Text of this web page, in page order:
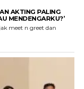
AKTING PALING
MENDENGARKU?’
meet n greet dan